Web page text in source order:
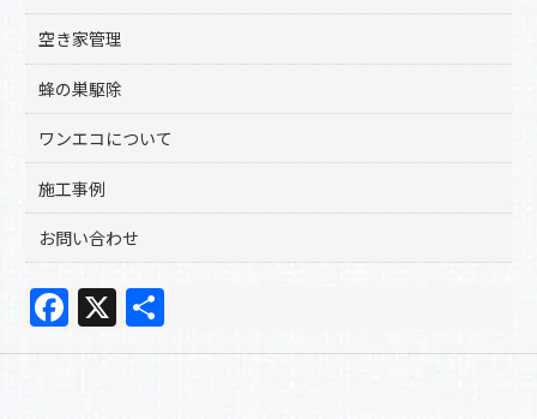
空き家管理
蜂の巣駆除
ワンエコについて
施工事例
お問い合わせ
F
a
X
有